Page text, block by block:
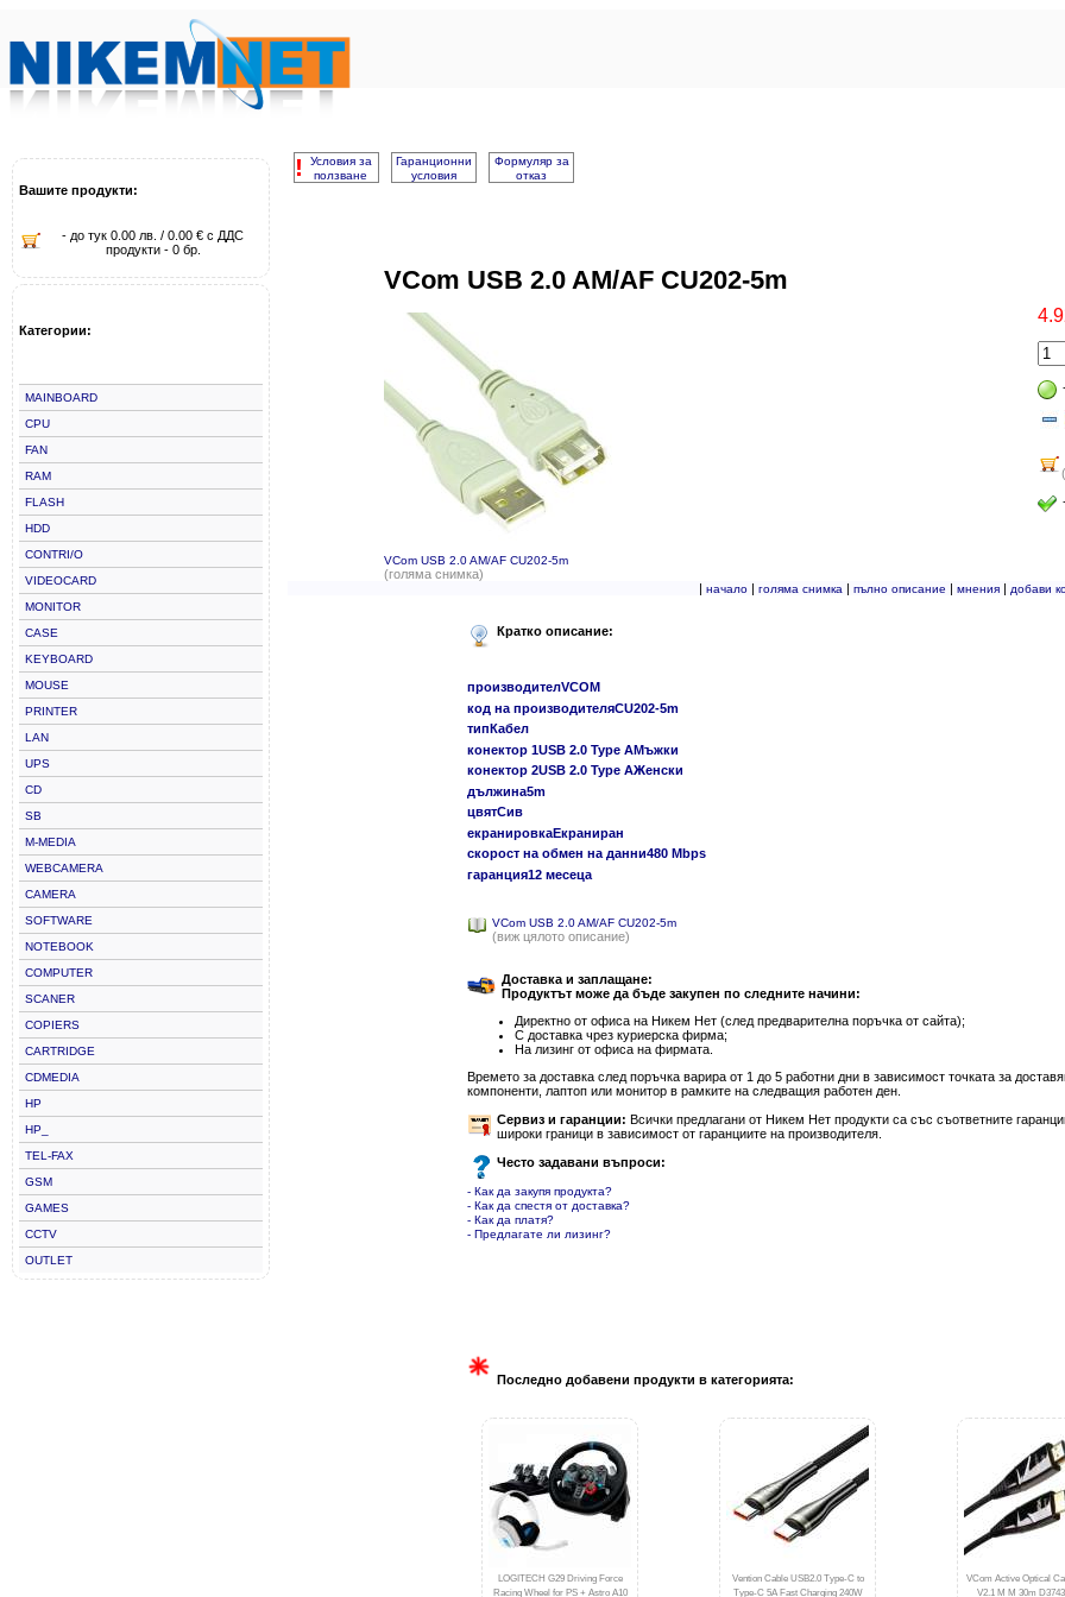
Вашите продукти:
- до тук 0.00 лв. / 0.00 € с ДДС
продукти - 0 бр.
Категории:
MAINBOARD
CPU
FAN
RAM
FLASH
HDD
CONTRI/O
VIDEOCARD
MONITOR
CASE
KEYBOARD
MOUSE
PRINTER
LAN
UPS
CD
SB
M-MEDIA
WEBCAMERA
CAMERA
SOFTWARE
NOTEBOOK
COMPUTER
SCANER
COPIERS
CARTRIDGE
CDMEDIA
HP
HP_
TEL-FAX
GSM
GAMES
CCTV
OUTLET
!
Условия за
ползване
Гаранционни
условия
Формуляр за
отказ
VCom USB 2.0 AM/AF CU202-5m
VCom USB 2.0 AM/AF CU202-5m
(голяма снимка)
| начало| голяма снимка | пълно описание | мнения| добави
Кратко описание:
производителVCOM
код на производителяCU202-5m
типКабел
конектор 1USB 2.0 Type AМъжки
конектор 2USB 2.0 Type AЖенски
дължина5m
цвятСив
екранировкаЕкраниран
скорост на обмен на данни480 Mbps
гаранция12 месеца
VCom USB 2.0 AM/AF CU202-5m
(виж цялото описание)
Доставка и заплащане:
Продуктът може да бъде закупен по следните начини:
Директно от офиса на Никем Нет (след предварителна поръчка от сайта);
С доставка чрез куриерска фирма;
На лизинг от офиса на фирмата.
Времето за доставка след поръчка варира от 1 до 5 работни дни в зависимост точката за
компоненти, лаптоп или монитор в рамките на следващия работен ден.
Сервиз и гаранции: Всички предлагани от Никем Нет продукти са със съответните
широки граници в зависимост от гаранциите на производителя.
Често задавани въпроси:
- Как да закупя продукта?
- Как да спестя от доставка?
- Как да платя?
- Предлагате ли лизинг?
Последно добавени продукти в категорията:
LOGITECH G29 Driving Force
Racing Wheel for PS + Astro A10
Vention Cable USB2.0 Type-C to
Type-C 5A Fast Charging 240W
VCom Active Optical
V2.1 M M 30m